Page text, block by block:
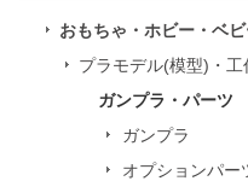
会員メ
おもちゃ・ホビー・ベ
プラモデル(模型)・
ガンプラ・パーツ
ガンプラ
オプションパー